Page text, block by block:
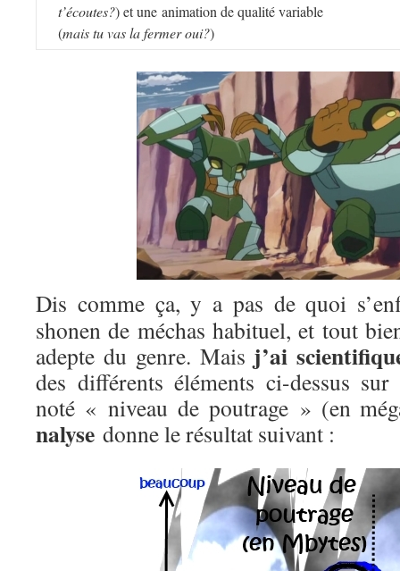
t’écoutes?) et une animation de qualité variable
(mais tu vas la fermer oui?)
Dis comme ça, y a pas de quoi
shonen de méchas habituel, et tout
adepte du genre. Mais j’ai
des différents éléments ci-dessus
noté « niveau de poutrage » (en
nalyse donne le résultat suivant :